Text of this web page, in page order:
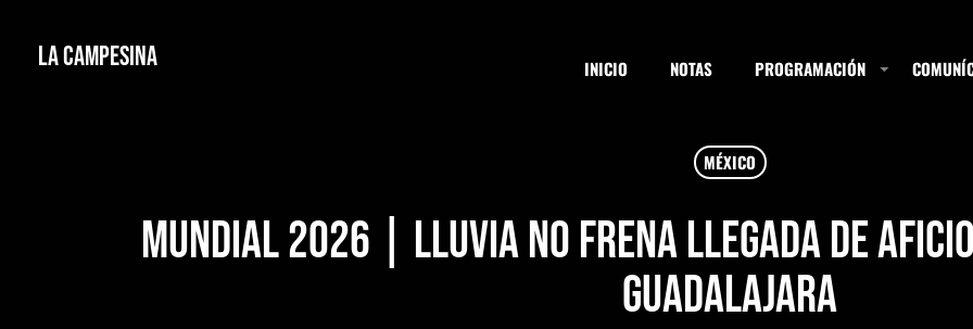
La Campesina INICIO NOTAS PROGRAMACIÓN
MÉXICO
Mundial 2026 | Lluvia no frena llegada de
Guadalajara